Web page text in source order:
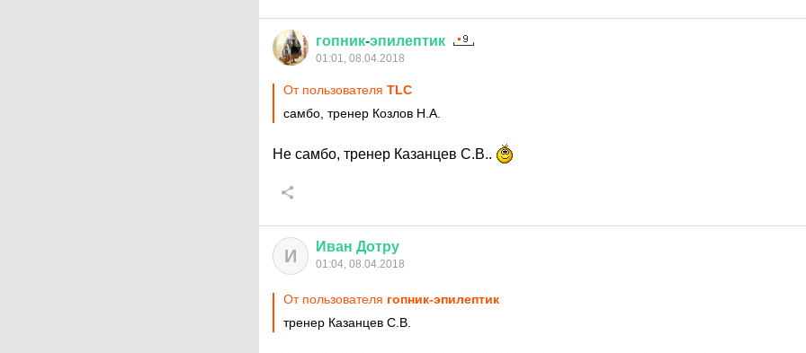
гопник-эпилептик
01:01, 08.04.2018
От пользователя TLC
самбо, тренер Козлов Н.А.
Не самбо, тренер Казанцев С.В..
И Иван Дотру
01:04, 08.04.2018
От пользователя гопник-эпилептик
тренер Казанцев С.В.